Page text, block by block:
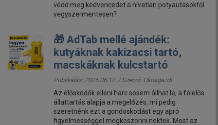
védd meg kedvencedet a hívatlan potyautasoktól
vegyszermentesen?
🎁 AdTab mellé ajándék:
kutyáknak kakizacsi tartó,
macskáknak kulcstartó
Publikálás: 2026.06.12. / Szerző: Okosgazdi
Az élősködők elleni harc sosem állhat le, a felelős
állattartás alapja a megelőzés, mi pedig
szeretnénk ezt a gondoskodást egy apró
figyelmességgel megköszönni nektek. Most az